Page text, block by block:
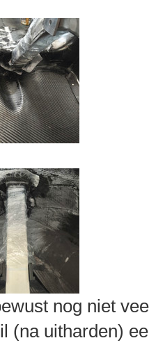
nog niet
(na uitharden)